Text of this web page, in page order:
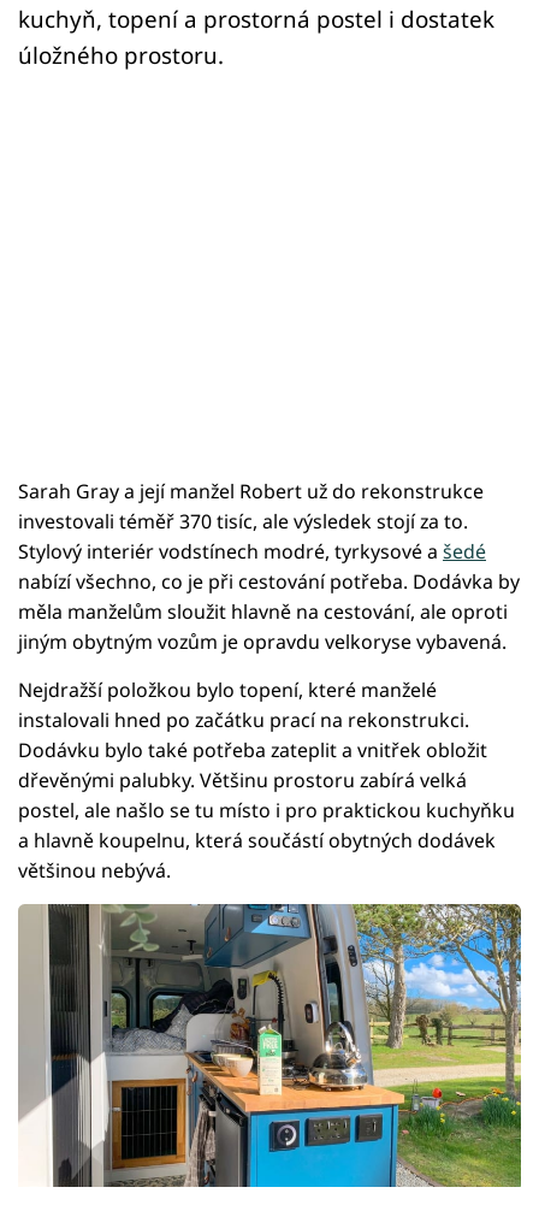
kuchyň, topení a prostorná postel i dostatek
úložného prostoru.
Sarah Gray a její manžel Robert už do rekonstrukce
investovali téměř 370 tisíc, ale výsledek stojí za to.
Stylový interiér vodstínech modré, tyrkysové a šedé
nabízí všechno, co je při cestování potřeba. Dodávka by
měla manželům sloužit hlavně na cestování, ale oproti
jiným obytným vozům je opravdu velkoryse vybavená.
Nejdražší položkou bylo topení, které manželé
instalovali hned po začátku prací na rekonstrukci.
Dodávku bylo také potřeba zateplit a vnitřek obložit
dřevěnými palubky. Většinu prostoru zabírá velká
postel, ale našlo se tu místo i pro praktickou kuchyňku
a hlavně koupelnu, která součástí obytných dodávek
většinou nebývá.